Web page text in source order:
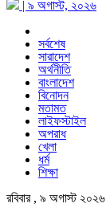
| ৯ অগাস্ট, ২০২৬
সর্বশেষ
সারাদেশ
অর্থনীতি
বাংলাদেশ
বিনোদন
মতামত
লাইফস্টাইল
অপরাধ
খেলা
ধর্ম
শিক্ষা
রবিবার , ৯ অগাস্ট ২০২৬